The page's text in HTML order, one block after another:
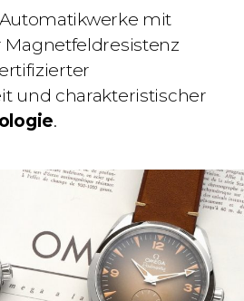
mit
Magnetfeldresistenz
und charakteristischer
.